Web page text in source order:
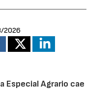
2026
Especial Agrario cae